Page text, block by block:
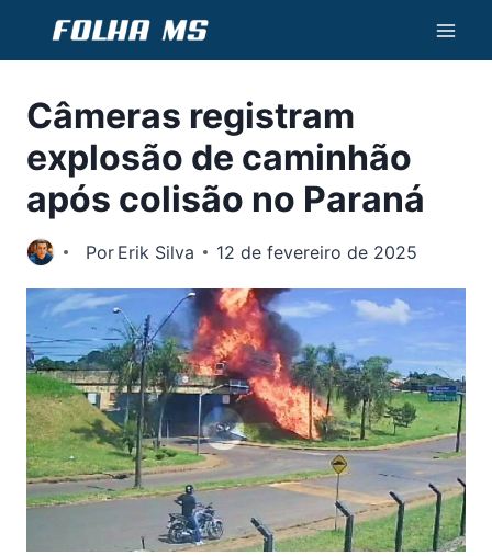
Conteúdo
Câmeras registram
explosão de caminhão
após colisão no Paraná
Por Erik Silva 12 de fevereiro de 2025